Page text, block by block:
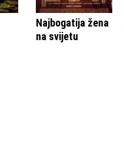
Najbogatija žena
na svijetu